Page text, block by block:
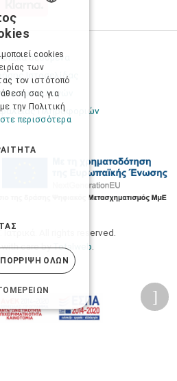
δεδομένα
Ιστοσελίδας
συναλλαγών
Πληροφοριών
All rights reserved.
care byTotalweb.
cookies
των
τον ιστότοπό
σας για
την Πολιτική
περισσότερα
ΌΛΩΝ